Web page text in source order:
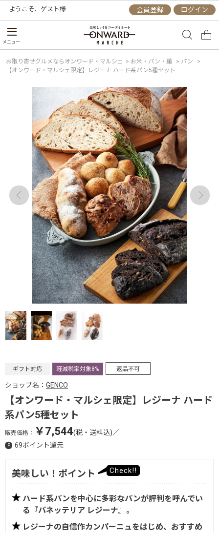
ようこそ、 ゲスト様 会員登録 ログイン
メニュー
お取り寄せグルメならオンワード・マルシェ > お米・パン・麺 > パン
>
【オンワード・マルシェ限定】レジーナ ハード系パン5種セット
ギフト対応 軽減税率対象8% 返品不可
ショップ名： GENCO
【オンワード・マルシェ限定】レジーナ ハード
系パン5種セット
販売価格： ￥7,544(税・送料込)／
69ポイント還元
美味しい！ポイント
ハード系パンを中心に多彩なパンが評判を呼んでい
る『パネッテリア レジーナ』。
レジーナの自信作カンパーニュをはじめ、おすすめ